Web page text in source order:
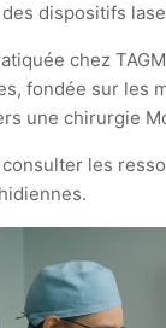
dispositifs
chez
fondée sur
une chirurgie
les